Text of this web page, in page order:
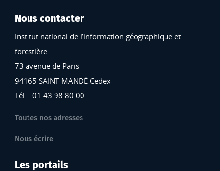
Nous contacter
Institut national de l’information géographique et
forestière
73 avenue de Paris
94165 SAINT-MANDÉ Cedex
Tél. : 01 43 98 80 00
Toutes nos adresses
Nous écrire
Les portails